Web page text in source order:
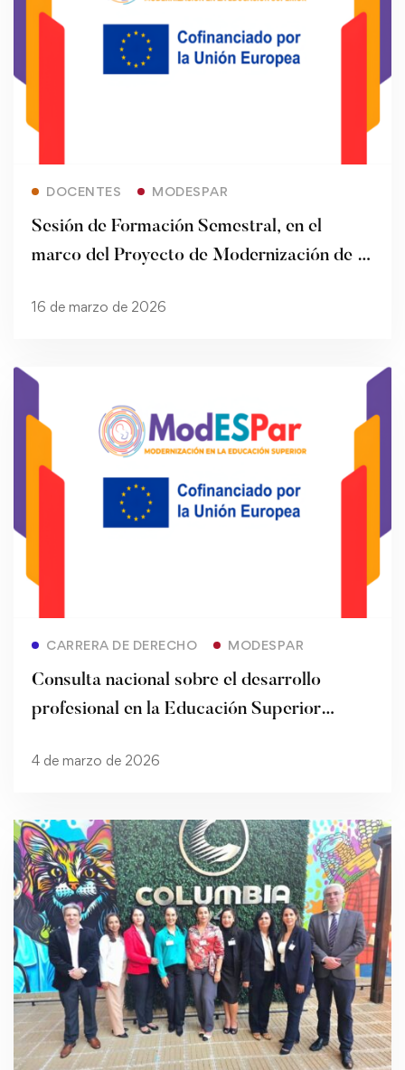
DOCENTES MODESPAR
Sesión de Formación Semestral, en el
marco del Proyecto de Modernización de la
(ModESPar)
16 de marzo de 2026
CARRERA DE DERECHO MODESPAR
Consulta nacional sobre el desarrollo
profesional en la Educación Superior
4 de marzo de 2026